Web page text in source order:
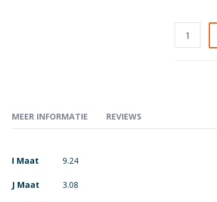
MEER INFORMATIE
Meer
I Maat 9.24
J Maat 3.08
REVIEWS